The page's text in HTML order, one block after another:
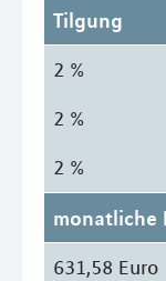
Tilgung
2 %
2 %
2 %
monatliche
631,58 Euro